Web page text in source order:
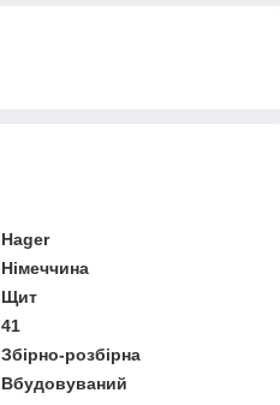
Hager
Німеччина
Щит
41
Збірно-розбірна
Вбудовуваний